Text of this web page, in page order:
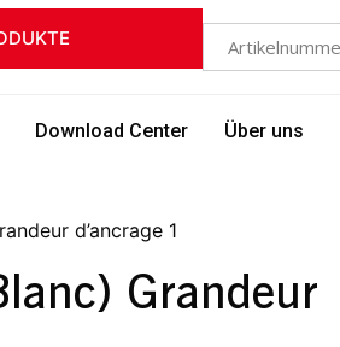
Download Center Über uns
d’ancrage 1
Grandeur